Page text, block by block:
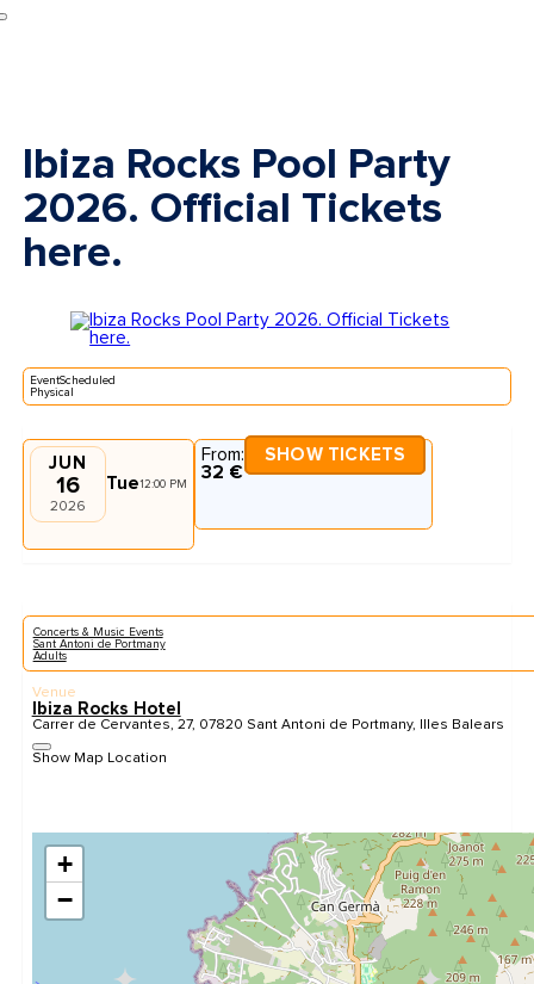
Ibiza Rocks Pool Party
2026. Official Tickets
here.
EventScheduled
Physical
JUN
16
2026
Tue12:00 PM
From:
32 €
SHOW TICKETS
Concerts & Music Events
Sant Antoni de Portmany
Adults
Venue
Ibiza Rocks Hotel
Carrer de Cervantes, 27, 07820 Sant Antoni de Portmany, Illes Balears
Show Map Location
+
−